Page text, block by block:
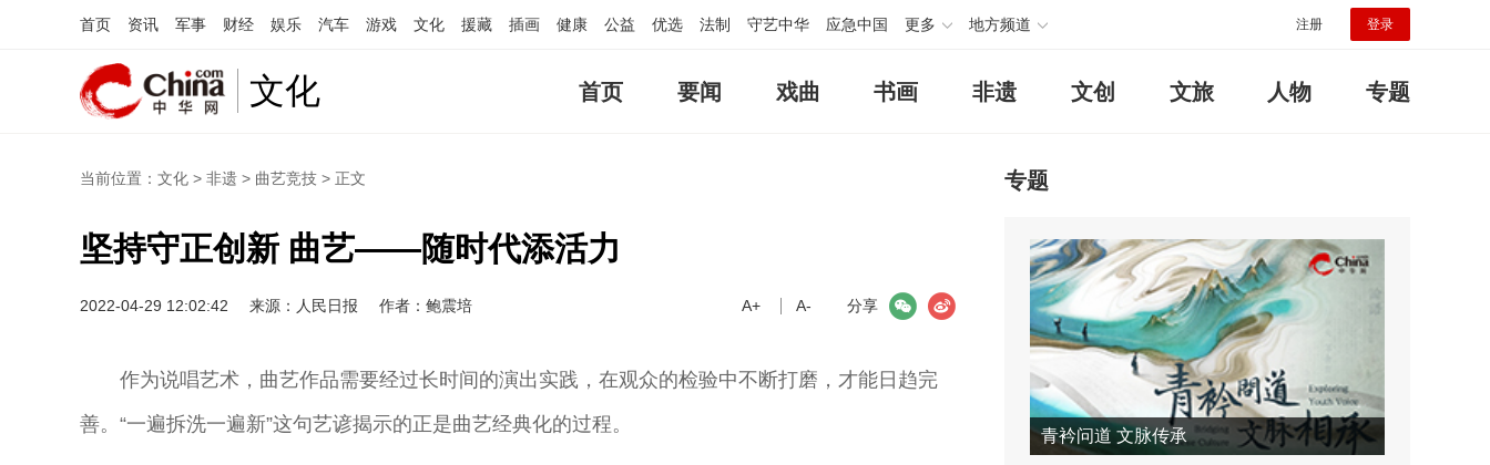
首页 资讯 军事 财经 娱乐 汽车 游戏 文化 援藏 插画 健康 公益 优选 法制 守艺中华 应急中国 更多 地方频道 注册 登录
文化 首页 要闻 戏曲 书画 非遗 文创 文旅 人物 专题
当前位置： 文化 > 非遗 > 曲艺竞技 > 正文
坚持守正创新 曲艺——随时代添活力
2022-04-29 12:02:42 来源：人民日报 作者：鲍震培 分享
微信
A+ A-
作为说唱艺术，曲艺作品需要经过长时间的演出实践，在观众的检验中不断打磨，才能日趋完
善。“一遍拆洗一遍新”这句艺谚揭示的正是曲艺经典化的过程。
专题
青衿问道 文脉传承